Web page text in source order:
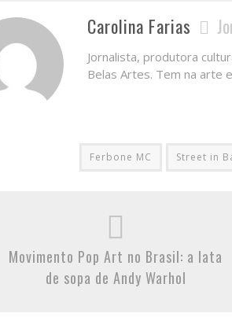
Carolina Farias
Jornalista, produtora
Belas Artes. Tem na arte
Ferbone MC Street in
Movimento Pop Art no Brasil: a lata
de sopa de Andy Warhol